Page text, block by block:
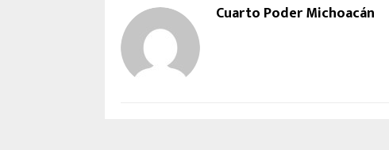
Cuarto Poder Michoacán